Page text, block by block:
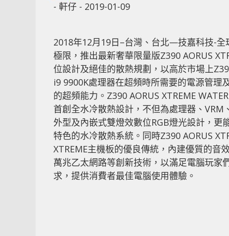
- 軒仔 - 2019-01-09
2018年12月19日–台灣、台北—技嘉科技-
極限，推出最新奢華限量版Z390 AORUS
位設計及絕佳的散熱規劃，以高於市場上
i9 9900K處理器在超頻時所需要的電源管理
的超頻能力。Z390 AORUS XTREME
首創全水冷散熱設計，不但為處理器、
外型及內嵌式雙燈效數位RGB燈光設計，
特色的水冷散熱系統。同時Z390 AORUS
XTREME主機板的優良傳統，內建優質的
萬兆乙太網路等創新技術，以滿足電腦玩家
求，提供消費者最佳電腦使用體驗。